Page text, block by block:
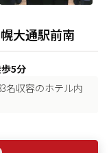
大通駅前南
5分
名収容のホテル内